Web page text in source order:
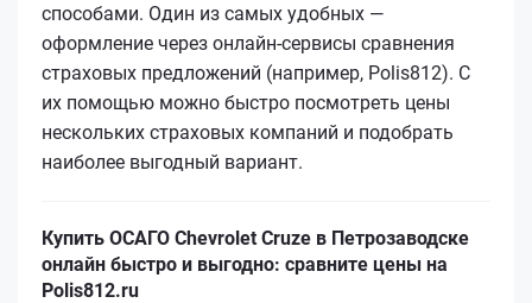
способами. Один из самых удобных —
оформление через онлайн-сервисы сравнения
страховых предложений (например, Polis812). С
их помощью можно быстро посмотреть цены
нескольких страховых компаний и подобрать
наиболее выгодный вариант.
Купить ОСАГО Chevrolet Cruze в Петрозаводске
онлайн быстро и выгодно: сравните цены на
Polis812.ru